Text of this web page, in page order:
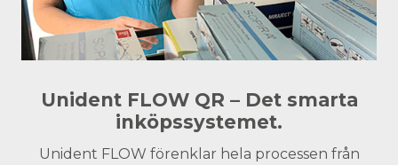
Unident FLOW QR – Det smarta
inköpssystemet.
Unident FLOW förenklar hela processen från